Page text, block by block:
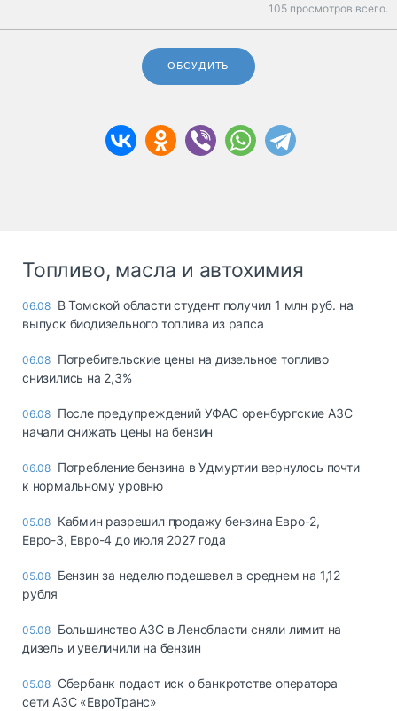
105 просмотров всего.
ОБСУДИТЬ
Топливо, масла и автохимия
06.08 В Томской области студент получил 1 млн руб. на
выпуск биодизельного топлива из рапса
06.08 Потребительские цены на дизельное топливо
снизились на 2,3%
06.08 После предупреждений УФАС оренбургские АЗС
начали снижать цены на бензин
06.08 Потребление бензина в Удмуртии вернулось почти
к нормальному уровню
05.08 Кабмин разрешил продажу бензина Евро-2,
Евро-3, Евро-4 до июля 2027 года
05.08 Бензин за неделю подешевел в среднем на 1,12
рубля
05.08 Большинство АЗС в Ленобласти сняли лимит на
дизель и увеличили на бензин
05.08 Сбербанк подаст иск о банкротстве оператора
сети АЗС «ЕвроТранс»